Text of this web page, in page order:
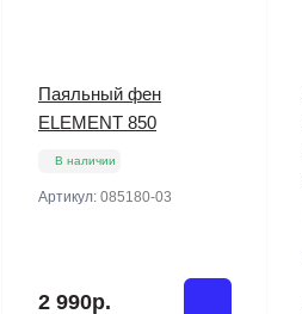
Паяльный фен
ELEMENT 850
В наличии
Артикул: 085180-03
2 990р.